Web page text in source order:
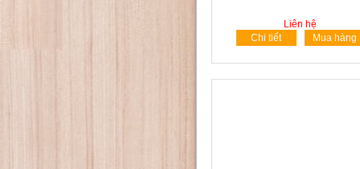
Liên hệ
Chi tiết
Mua hàng